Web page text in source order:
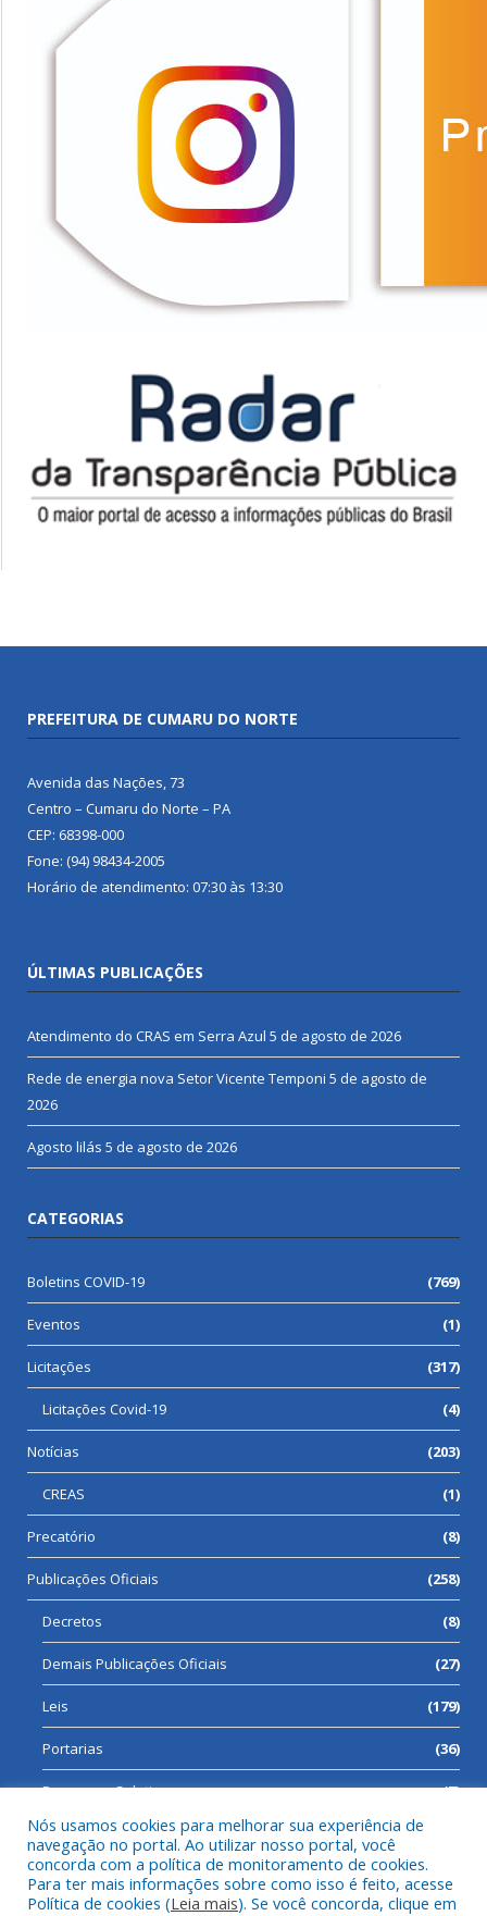
PREFEITURA DE CUMARU DO NORTE
Avenida das Nações, 73
Centro – Cumaru do Norte – PA
CEP: 68398-000
Fone: (94) 98434-2005
Horário de atendimento: 07:30 às 13:30
ÚLTIMAS PUBLICAÇÕES
Atendimento do CRAS em Serra Azul 5 de agosto de 2026
Rede de energia nova Setor Vicente Temponi 5 de agosto de
2026
Agosto lilás 5 de agosto de 2026
CATEGORIAS
Boletins COVID-19 (769)
Eventos (1)
Licitações (317)
Licitações Covid-19 (4)
Notícias (203)
CREAS (1)
Precatório (8)
Publicações Oficiais (258)
Decretos (8)
Demais Publicações Oficiais (27)
Leis (179)
Portarias (36)
Processos Seletivos (7)
Todos os direitos reservados a Prefeitura Municipal de Cumaru
do Norte.
Nós usamos cookies para melhorar sua experiência de
navegação no portal. Ao utilizar nosso portal, você
concorda com a política de monitoramento de cookies.
Para ter mais informações sobre como isso é feito, acesse
Política de cookies (Leia mais). Se você concorda, clique em